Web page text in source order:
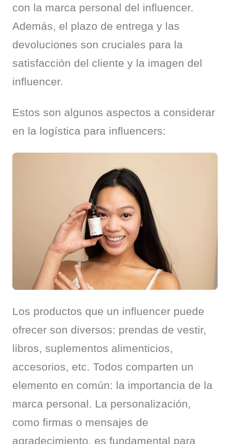
con la marca personal del influencer.
Además, el plazo de entrega y las
devoluciones son cruciales para la
satisfacción del cliente y la imagen del
influencer.
Estos son algunos aspectos a considerar
en la logística para influencers:
Los productos que un influencer puede
ofrecer son diversos: prendas de vestir,
libros, suplementos alimenticios,
accesorios, etc. Todos comparten un
elemento en común: la importancia de la
marca personal. La personalización,
como firmas o mensajes de
agradecimiento, es fundamental para